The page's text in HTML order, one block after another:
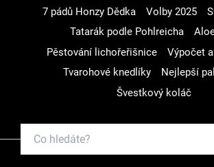
7 pádů Honzy Dědka
Volby 2025
Tatarák podle Pohlreicha
Pěstování lichořeřišnice
Výpočet
Tvarohové knedlíky
Nejlepší
Švestkový koláč